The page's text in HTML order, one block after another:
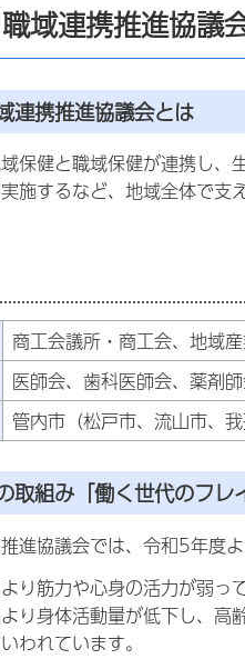
域連携推進協議
連携推進協議会とは
保健と職域保健が連携し、
施するなど、地域全体で
商工会議所・商工会、地域
医師会、歯科医師会、薬剤
管内市（松戸市、流山市、
取組み「働く世代のフレ
進協議会では、令和5年度
り筋力や心身の活力が弱
り身体活動量が低下し、
われています。